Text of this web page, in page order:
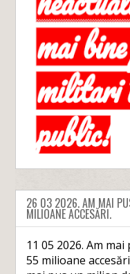
26 03 2026. AM MAI
MILIOANE ACCESĂRI.
11 05 2026. Am
55 milioane